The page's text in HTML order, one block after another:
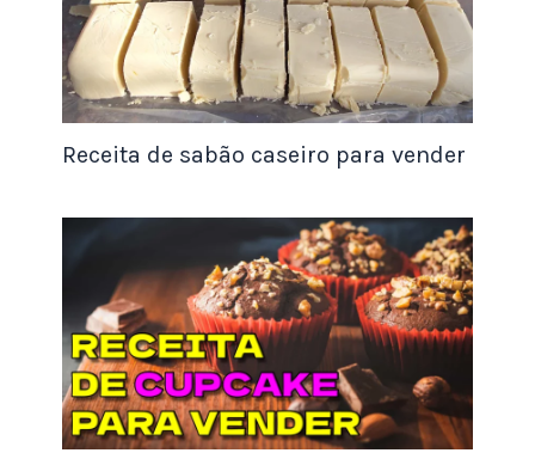
Diferente de uma padaria ou confeitaria
complexa, a produção de pastas exige poucos
equipamentos, mas eles precisam ser de boa
processador de alimentos ou um liquidificador de
Para quem está começando em casa, um
processador doméstico potente (acima de 600W)
já dá conta do recado para pequenas
quantidades. No entanto, se o seu objetivo é
escalar e produzir vários potes por dia, você
precisará investir em um processador industrial
Receita de sabão caseiro para vender